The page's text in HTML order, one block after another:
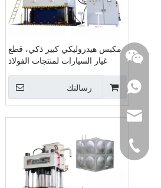
مكبس هيدروليكي كبير ذكي، قطع
غيار السيارات لمنتجات الفولاذ
لتشكيل آمن وسريعرسالتك
Tel: +86